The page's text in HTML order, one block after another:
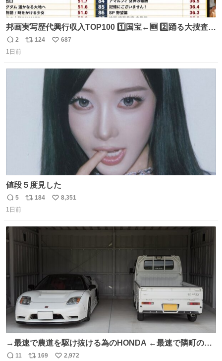
邦画実写歴代興行収入TOP100 1️⃣国宝←🆕 2️⃣踊る大捜査線
THE MOVIE2 3️⃣南極物語 4️⃣踊る大捜査線 THE MOVIE 5️⃣
子猫物語 6️⃣劇場版コード・ブルー 7️⃣天と地と 8️⃣永遠の0
どなく、お別れです←🆕 … 60位 キングダム 魂の決戦←🆕
返
信
2
リ
124
い
数
687
1日前
値段５度見した
返
信
5
リ
ト
数
184
い
8,351
1日前
→最速で農道を駆け抜ける為のHONDA ←最速で隣町の集
会所に行く為のHONDA
11 169
2,972